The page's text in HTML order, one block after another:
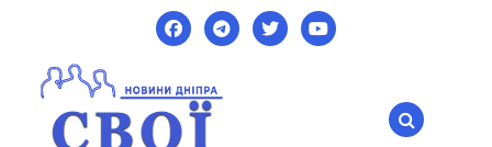
content